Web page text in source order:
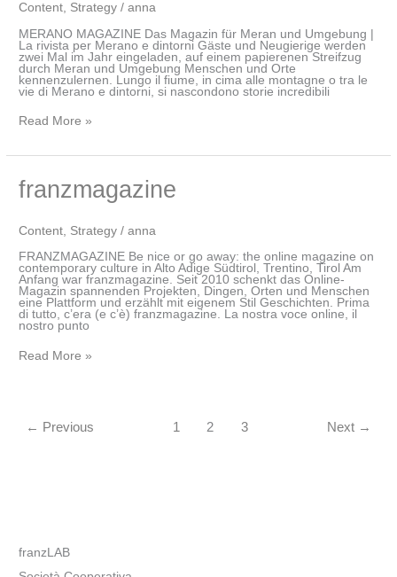
Content, Strategy /anna
MERANO MAGAZINE Das Magazin für Meran und Umgebung |
La rivista per Merano e dintorni Gäste und Neugierige werden
zwei Mal im Jahr eingeladen, auf einem papierenen Streifzug
durch Meran und Umgebung Menschen und Orte
kennenzulernen. Lungo il fiume, in cima alle montagne o tra le
vie di Merano e dintorni, si nascondono storie incredibili
Read More »
franzmagazine
Content Strategy /anna
FRANZMAGAZINE Be nice or go away: the online magazine on
contemporary culture in Alto Adige Südtirol, Trentino, Tirol Am
Anfang war franzmagazine. Seit 2010 schenkt das Online-
Magazin spannenden Projekten, Dingen, Orten und Menschen
eine Plattform und erzählt mit eigenem Stil Geschichten. Prima
di tutto, c’era (e c’è) franzmagazine. La nostra voce online, il
nostro punto
franzmagazine
Read More »
← Previous 1 2 3 Next →
franzLAB